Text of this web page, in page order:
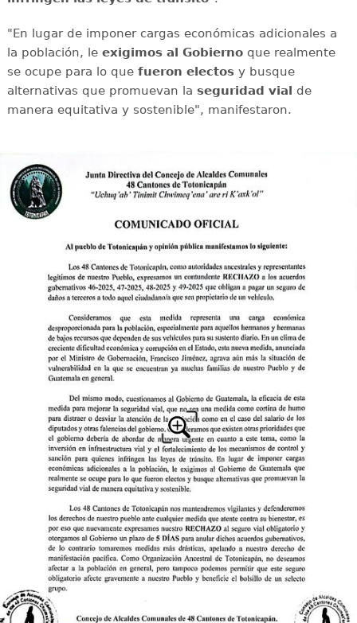
"En lugar de imponer cargas económicas adicionales a
la población, le exigimos al Gobiernoque realmente
se ocupe para lo que fueron electosy busque
alternativas que promuevan la seguridad vial de
manera equitativa y sostenible", manifestaron.